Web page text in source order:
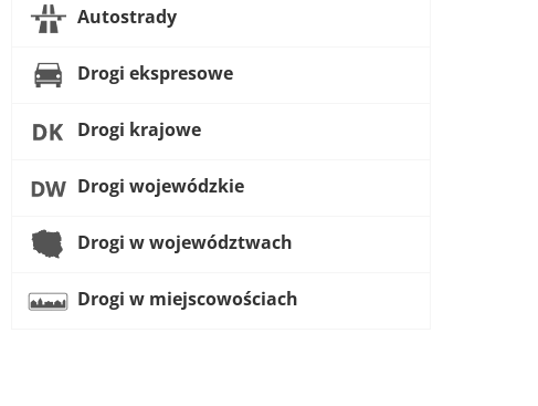
Autostrady
Drogi ekspresowe
Drogi krajowe
Drogi wojewódzkie
Drogi w województwach
Drogi w miejscowościach